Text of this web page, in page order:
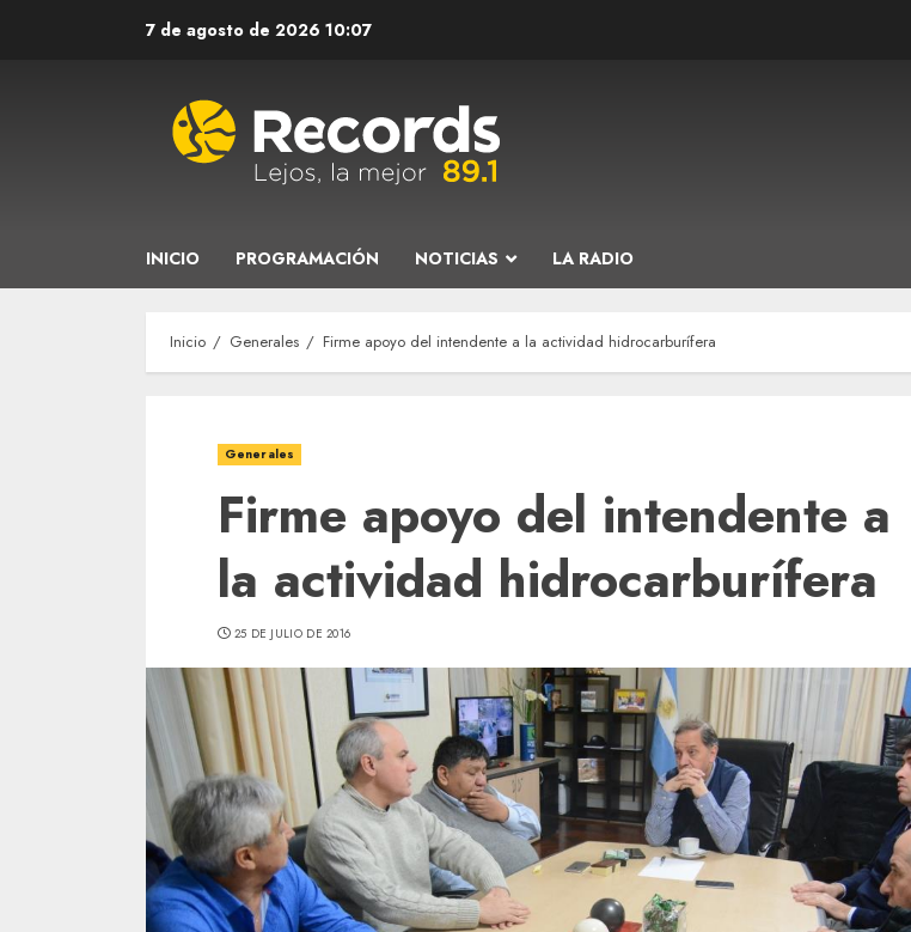
7 de agosto de 2026 10:07
INICIO PROGRAMACIÓN NOTICIAS LA RADIO
Inicio Generales Firme apoyo del intendente a la actividad hidrocarburífera
Generales
Firme apoyo del intendente a
la actividad hidrocarburífera
25 DE JULIO DE 2016